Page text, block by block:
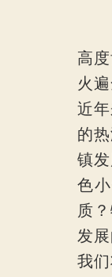
高
火
近
的
镇
色
质
发
我